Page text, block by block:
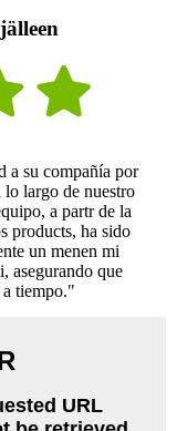
a su compañía por
lo largo de nuestro
a partr de la
products, ha sido
un menen mi
asegurando que
tiempo."